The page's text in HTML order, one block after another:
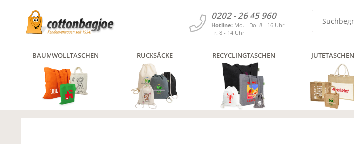
0202 - 26 45 960
Hotline: Mo. - Do. 8 - 16 Uhr
Fr. 8 - 14 Uhr
BAUMWOLLTASCHEN RUCKSÄCKE RECYCLINGTASCHEN JUTETASCHEN